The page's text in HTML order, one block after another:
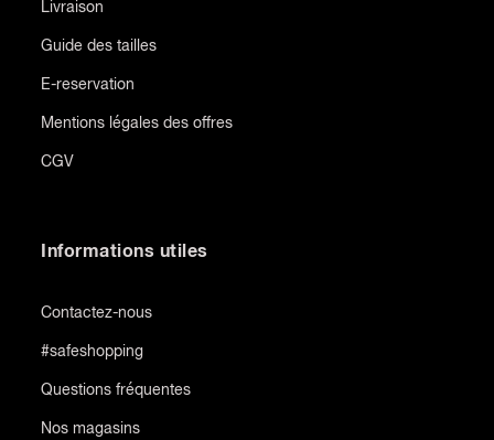
Livraison
Guide des tailles
E-reservation
Mentions légales des offres
CGV
Informations utiles
Contactez-nous
#safeshopping
Questions fréquentes
Nos magasins